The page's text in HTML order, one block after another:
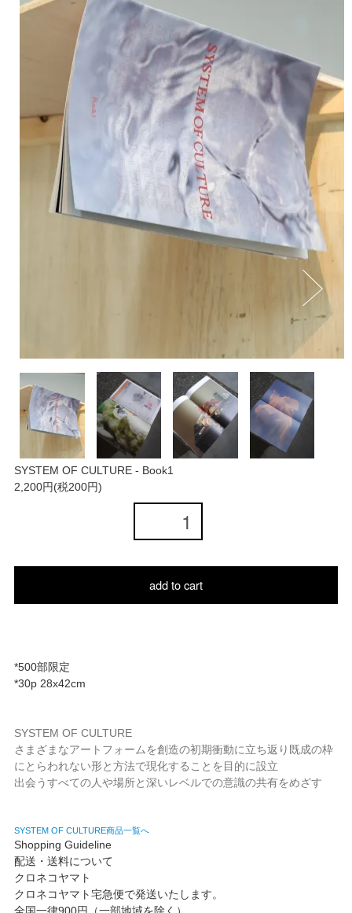
SYSTEM OF CULTURE - Book1
2,200円(税200円)
add to cart
*500部限定
*30p 28x42cm
SYSTEM OF CULTURE
さまざまなアートフォームを創造の初期衝動に立ち返り既成の枠
にとらわれない形と方法で現化することを目的に設立
出会うすべての人や場所と深いレベルでの意識の共有をめざす
SYSTEM OF CULTURE商品一覧へ
Shopping Guideline
配送・送料について
クロネコヤマト
クロネコヤマト宅急便で発送いたします。